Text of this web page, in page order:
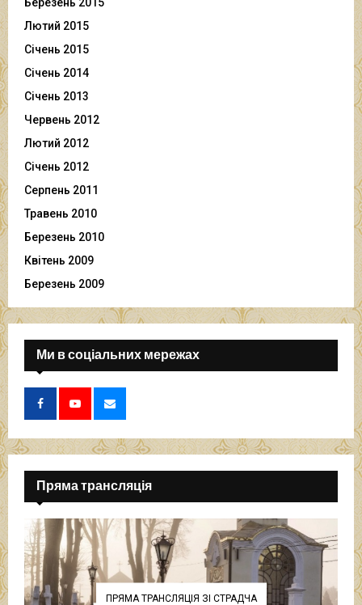
Березень 2015
Лютий 2015
Січень 2015
Січень 2014
Січень 2013
Червень 2012
Лютий 2012
Січень 2012
Серпень 2011
Травень 2010
Березень 2010
Квітень 2009
Березень 2009
Ми в соціальних мережах
Пряма трансляція
ПРЯМА ТРАНСЛЯЦІЯ ЗІ СТРАДЧА